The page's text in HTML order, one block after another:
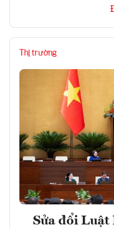
Thị trường
Sửa đổi